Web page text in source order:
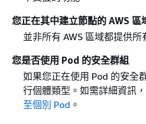
您正在其中建立節點的 AWS 區
並非所有 AWS 區域都提供所
您是否使用 Pod 的安全群組
如果您正在使用 Pod 的安全
行個體類型。如需詳細資訊
至個別 Pod 。